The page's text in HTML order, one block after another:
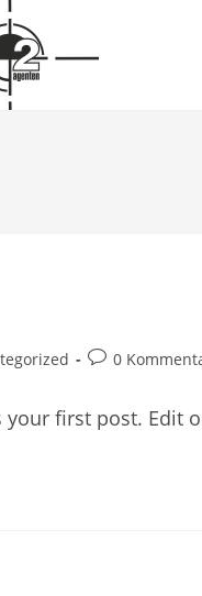
Beitrags-
0
your first post. Edit